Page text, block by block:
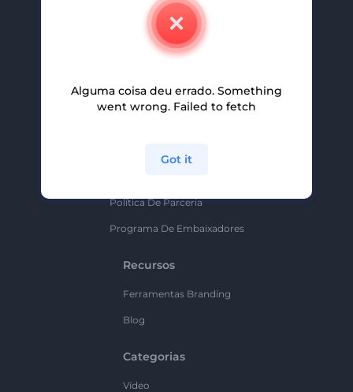
Contate-Nos
Carreiras
Programa De Afiliados
Política De Parceria
Programa De Embaixadores
Recursos
Ferramentas Branding
Blog
Categorias
Vídeo
Alguma coisa deu errado. Something
went wrong. Failed to fetch
Got it